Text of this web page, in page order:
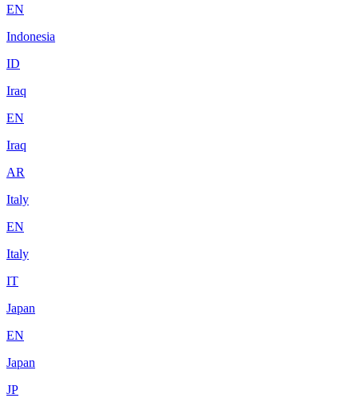
EN
Indonesia
ID
Iraq
EN
Iraq
AR
Italy
EN
Italy
IT
Japan
EN
Japan
JP